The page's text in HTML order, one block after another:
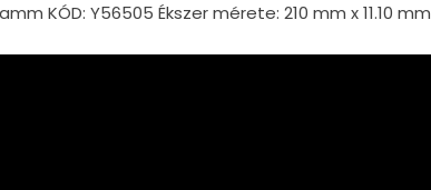
KÓD: Y56505 Ékszer mérete: 210 mm x 11.10 mm